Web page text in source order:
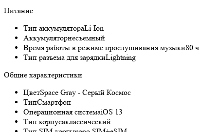
Питание
Тип аккумулятораLi-Ion
Аккумуляторнесъемный
Время работы в режиме прослушивания музыки80 ч
Тип разъема для зарядкиLightning
Общие характеристики
ЦветSpace Gray - Серый Космос
ТипСмартфон
Операционная системаiOS 13
Тип корпусаклассический